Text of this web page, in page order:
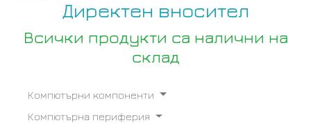
Директен вносител
Всички продукти са налични на
склад
Компютърни компоненти
Компютърна периферия